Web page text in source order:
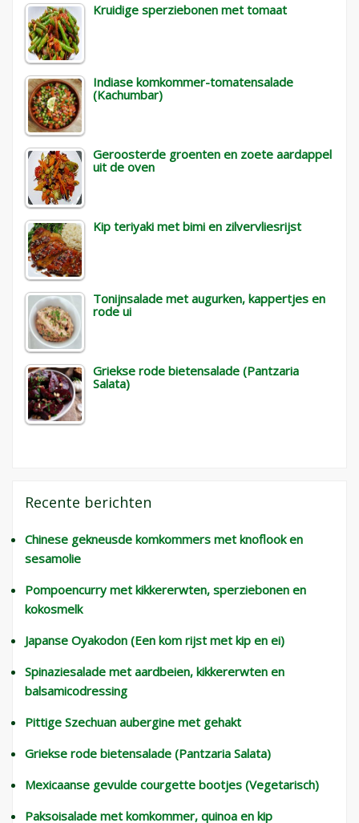
Kruidige sperziebonen met tomaat
Indiase komkommer-tomatensalade
(Kachumbar)
Geroosterde groenten en zoete aardappel
uit de oven
Kip teriyaki met bimi en zilvervliesrijst
Tonijnsalade met augurken, kappertjes en
rode ui
Griekse rode bietensalade (Pantzaria
Salata)
Recente berichten
Chinese gekneusde komkommers met knoflook en
sesamolie
Pompoencurry met kikkererwten, sperziebonen en
kokosmelk
Japanse Oyakodon (Een kom rijst met kip en ei)
Spinaziesalade met aardbeien, kikkererwten en
balsamicodressing
Pittige Szechuan aubergine met gehakt
Griekse rode bietensalade (Pantzaria Salata)
Mexicaanse gevulde courgette bootjes (Vegetarisch)
Paksoisalade met komkommer, quinoa en kip